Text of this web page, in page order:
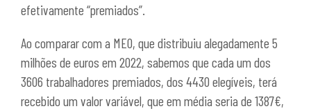
efetivamente “premiados”.
Ao comparar com a MEO, que distribuiu alegadamente 5
milhões de euros em 2022, sabemos que cada um dos
3606 trabalhadores premiados, dos 4430 elegíveis, terá
recebido um valor variável, que em média seria de 1387€,